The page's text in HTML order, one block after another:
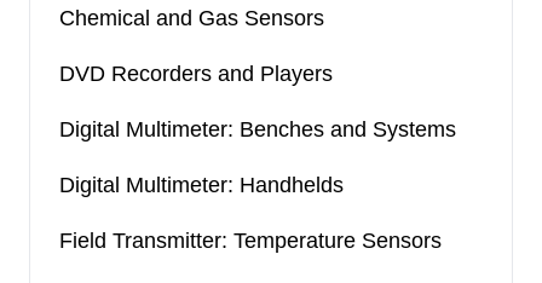
Chemical and Gas Sensors
DVD Recorders and Players
Digital Multimeter: Benches and Systems
Digital Multimeter: Handhelds
Field Transmitter: Temperature Sensors